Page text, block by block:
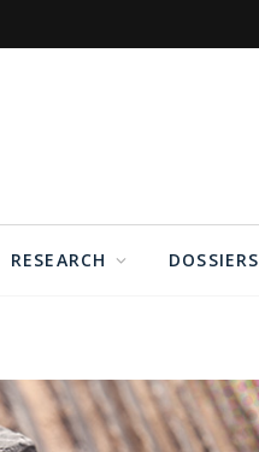
RESEARCH DOSSIERS